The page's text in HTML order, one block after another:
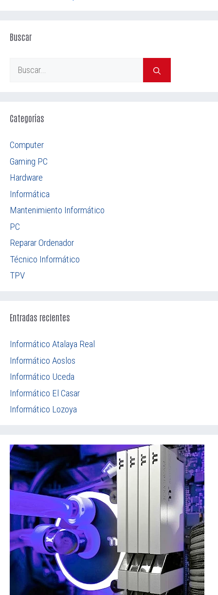
Buscar
Categorías
Computer
Gaming PC
Hardware
Informática
Mantenimiento Informático
PC
Reparar Ordenador
Técnico Informático
TPV
Entradas recientes
Informático Atalaya Real
Informático Aoslos
Informático Uceda
Informático El Casar
Informático Lozoya